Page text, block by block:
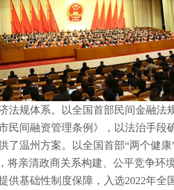
法规体系。
以全国首部民间金融法
民间融资管理条例》，以法治手段
了温州方案。以全国首部“两个健
将亲清政商关系构建、公平竞争环
供基础性制度保障，入选2022年全